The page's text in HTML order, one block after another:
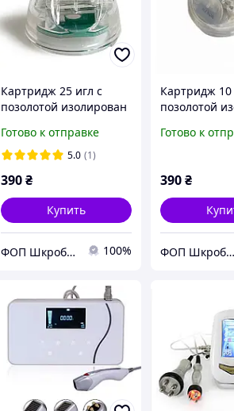
Картридж 25 игл с
позолотой изолирован
микрогольчатого РФ
лифтинга Зеленые
Готово к отправке
5.0 (1)
390₴
Купить
ФОП Шкроботько 100%
Картридж 10
позолотой
Готово к
390₴
ФОП Шкроботько